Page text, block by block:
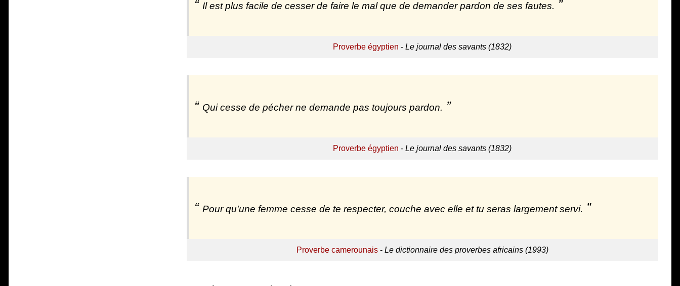
Il est plus facile de cesser de faire le mal que de demander pardon de ses fautes.
Proverbe égyptien - Le journal des savants (1832)
Qui cesse de pécher ne demande pas toujours pardon.
Proverbe égyptien - Le journal des savants (1832)
Pour qu'une femme cesse de te respecter, couche avec elle et tu seras largement servi.
Proverbe camerounais- Le dictionnaire des proverbes africains (1993)